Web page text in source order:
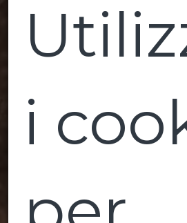
Vini
i